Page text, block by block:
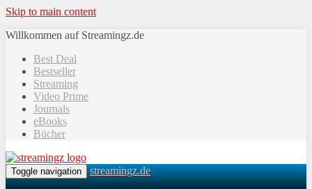
Skip to main content
Willkommen auf Streamingz.de
Best Deal
Bestseller
Streaming
Video Prime
Journals
eBooks
Bücher
Toggle navigation streamingz.de